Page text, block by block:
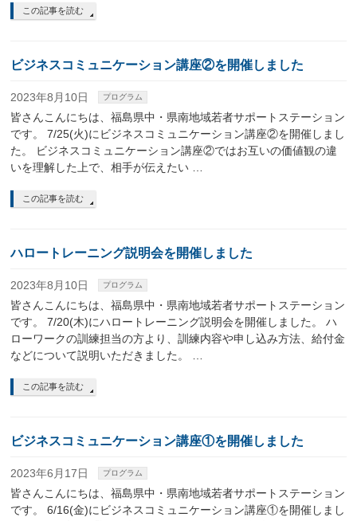
この記事を読む
ビジネスコミュニケーション講座②を開催しました
2023年8月10日 プログラム
皆さんこんにちは、福島県中・県南地域若者サポートステーション
です。 7/25(火)にビジネスコミュニケーション講座②を開催しまし
た。 ビジネスコミュニケーション講座②ではお互いの価値観の違
いを理解した上で、相手が伝えたい …
この記事を読む
ハロートレーニング説明会を開催しました
2023年8月10日 プログラム
皆さんこんにちは、福島県中・県南地域若者サポートステーション
です。 7/20(木)にハロートレーニング説明会を開催しました。 ハ
ローワークの訓練担当の方より、訓練内容や申し込み方法、給付金
などについて説明いただきました。 …
この記事を読む
ビジネスコミュニケーション講座①を開催しました
2023年6月17日 プログラム
皆さんこんにちは、福島県中・県南地域若者サポートステーション
です。 6/16(金)にビジネスコミュニケーション講座①を開催しまし